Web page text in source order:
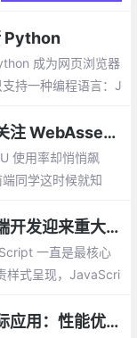
Python
成为网页浏览器
持一种编程语言：J
为什么越来越多的前端开发者重新关注 WebAssembly
使用率却悄悄飙
同学这时候就知
WebAssembly 3.0 正式发布：前端开发迎来重大升级
一直是最核心
样式呈现，JavaScri
WebAssembly在前端开发中的实际应用：性能优化和加密算法